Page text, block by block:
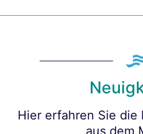
Hier erfahren Sie
aus dem